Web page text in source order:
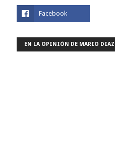
EN LA OPINIÓN DE MARIO DIAZ